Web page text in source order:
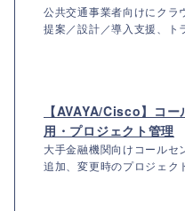
公共交通事業者向けにクラ
提案／設計／導入支援、ト
【AVAYA/Cisco】コ
用・プロジェクト管理
大手金融機関向けコールセ
追加、変更時のプロジェク